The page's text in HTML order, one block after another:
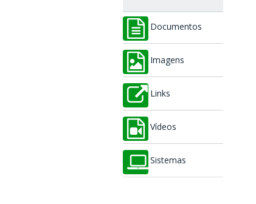
Documentos
Imagens
Links
Vídeos
Sistemas